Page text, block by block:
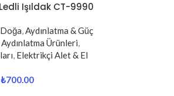
Işıldak CT-9990
,Aydınlatma & Güç
Aydınlatma Ürünleri,
, Elektrikçi Alet & El
₺700.00